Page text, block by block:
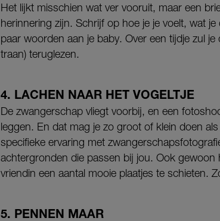
Het lijkt misschien wat ver vooruit, maar een
herinnering zijn. Schrijf op hoe je je voelt, wat
paar woorden aan je baby. Over een tijdje zul
traan) teruglezen.
4. LACHEN NAAR HET VOGELTJE
De zwangerschap vliegt voorbij, en een
leggen. En dat mag je zo groot of klein doen
specifieke ervaring met
achtergronden die passen bij jou. Ook gewoon
vriendin een aantal mooie plaatjes te schieten.
5. PENNEN MAAR